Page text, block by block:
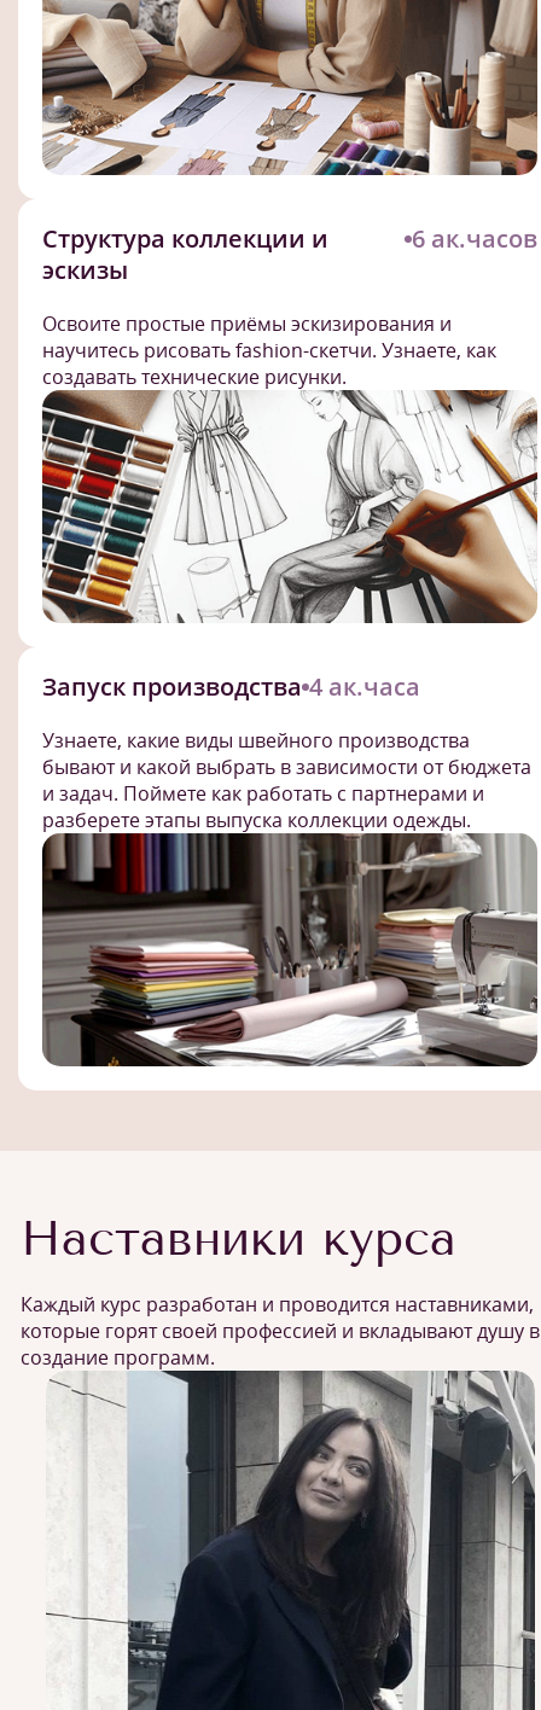
Структура коллекции и
эскизы
6 ак.часов
Освоите простые приёмы эскизирования и
научитесь рисовать fashion-скетчи. Узнаете, как
создавать технические рисунки.
Запуск производства 4 ак.часа
Узнаете, какие виды швейного производства
бывают и какой выбрать в зависимости от бюджета
и задач. Поймете как работать с партнерами и
разберете этапы выпуска коллекции одежды.
Наставники курса
Каждый курс разработан и проводится наставниками,
которые горят своей профессией и вкладывают душу в
создание программ.